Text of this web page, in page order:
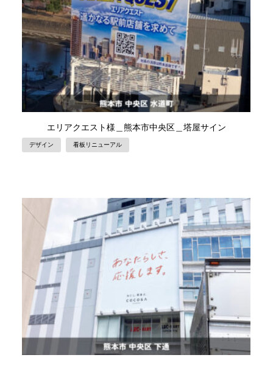
エリアクエスト様＿熊本市中央区＿塔屋サイン
デザイン 看板リニューアル